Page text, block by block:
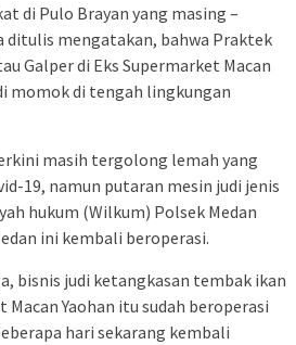
di Pulo Brayan yang masing –
ditulis mengatakan, bahwa Praktek
Galper di Eks Supermarket Macan
momok di tengah lingkungan
masih tergolong lemah yang
19, namun putaran mesin judi jenis
hukum (Wilkum) Polsek Medan
ini kembali beroperasi.
bisnis judi ketangkasan tembak ikan
Macan Yaohan itu sudah beroperasi
hari sekarang kembali